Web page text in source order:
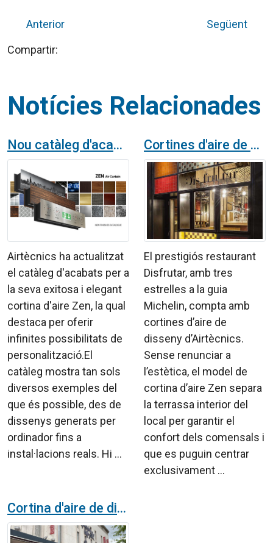
Anterior
Següent
Compartir:
Notícies Relacionades
Nou catàleg d'acabats per a la cortina d'aire Zen, fins a on arriba la seva imaginació?
Airtècnics ha actualitzat
el catàleg d'acabats per a
la seva exitosa i elegant
cortina d'aire Zen, la qual
destaca per oferir
infinites possibilitats de
personalització.El
catàleg mostra tan sols
diversos exemples del
que és possible, des de
dissenys generats per
ordinador fins a
instal·lacions reals. Hi ...
Cortines d'aire de disseny a un restaurant amb tres estelles Michelín
El prestigiós restaurant
Disfrutar, amb tres
estrelles a la guia
Michelin, compta amb
cortines d’aire de
disseny d’Airtècnics.
Sense renunciar a
l’estètica, el model de
cortina d’aire Zen separa
la terrassa interior del
local per garantir el
confort dels comensals i
que es puguin centrar
exclusivament ...
Cortina d'aire de disseny Zen a botigues del centre de Perpinyà, a França